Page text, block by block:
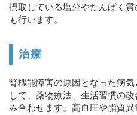
摂取している塩分やたんぱく
も行います。
治療
腎機能障害の原因となった病
して、薬物療法、生活習慣の
み合わせます。高血圧や脂質